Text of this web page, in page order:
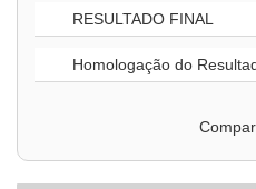
RESULTADO FINAL
Homologação do